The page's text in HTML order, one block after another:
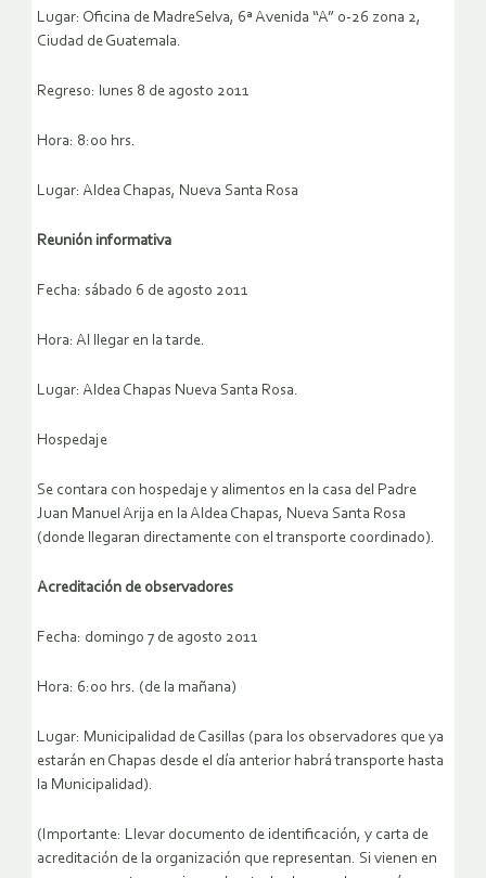
Lugar: Oficina de MadreSelva, 6ª Avenida “A” 0-26 zona 2,
Ciudad de Guatemala.
Regreso: lunes 8 de agosto 2011
Hora: 8:00 hrs.
Lugar: Aldea Chapas, Nueva Santa Rosa
Reunión informativa
Fecha: sábado 6 de agosto 2011
Hora: Al llegar en la tarde.
Lugar: Aldea Chapas Nueva Santa Rosa.
Hospedaje
Se contara con hospedaje y alimentos en la casa del Padre
Juan Manuel Arija en la Aldea Chapas, Nueva Santa Rosa
(donde llegaran directamente con el transporte coordinado).
Acreditación de observadores
Fecha: domingo 7 de agosto 2011
Hora: 6:00 hrs. (de la mañana)
Lugar: Municipalidad de Casillas (para los observadores que ya
estarán en Chapas desde el día anterior habrá transporte hasta
la Municipalidad).
(Importante: Llevar documento de identificación, y carta de
acreditación de la organización que representan. Si vienen en